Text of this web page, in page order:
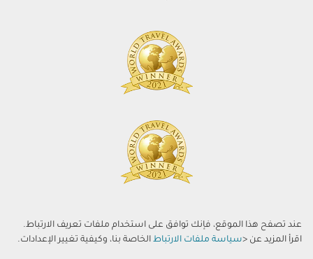
عند تصفح هذا الموقع، فإنك توافق على استخدام ملفات تعريف الارتباط.
اقرأ المزيد عن <سياسة ملفات الارتباط الخاصة بنا، وكيفية تغيير الإعدادات.